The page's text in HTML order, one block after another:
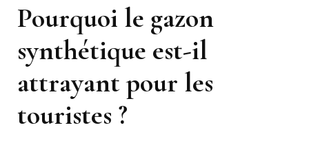
Pourquoi le gazon
synthétique est-il
attrayant pour les
touristes ?